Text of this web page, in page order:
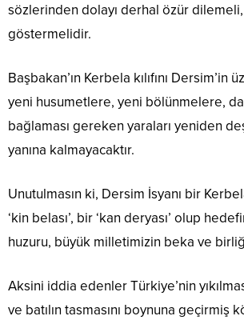
sözlerinden dolayı derhal özür dilemeli,
göstermelidir.
Başbakan’ın Kerbela kılıfını
yeni husumetlere, yeni bölünmelere,
bağlaması gereken yaraları yeniden
yanına kalmayacaktır.
Unutulmasın ki, Dersim İsyanı bir
‘kin belası’, bir ‘kan deryası’ olup
huzuru, büyük milletimizin beka ve
Aksini iddia edenler Türkiye’nin
ve batılın tasmasını boynuna geçirmiş